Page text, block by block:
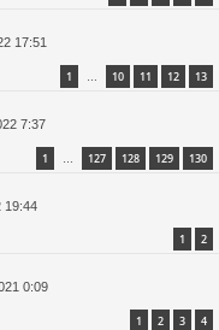
17:51
1 … 10 11 12 13
7:37
1 … 127 128 129 130
19:44
1 2
0:09
1 2 3 4